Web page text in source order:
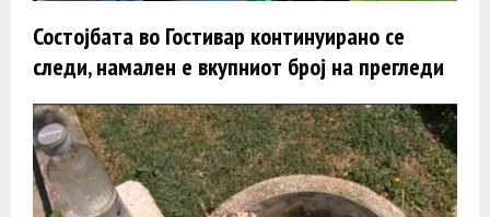
Состојбата во Гостивар континуирано се
следи, намален e вкупниот број на прегледи